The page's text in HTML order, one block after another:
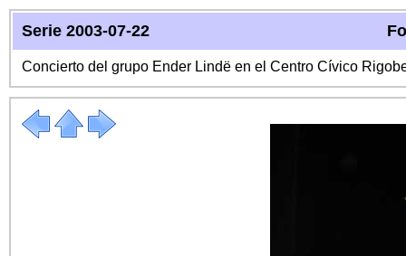
Serie 2003-07-22
Concierto del grupo Ender Lindë en el Centro Cívico